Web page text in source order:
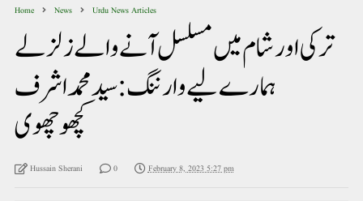
Home News Urdu News Articles
ترکی اور شام میں مسلسل آنے والے زلزلے
ہمارے لیے وارننگ: سید محمد اشرف
کچھوچھوی
Hussain Sherani 0 February 8, 2023 5:27 pm